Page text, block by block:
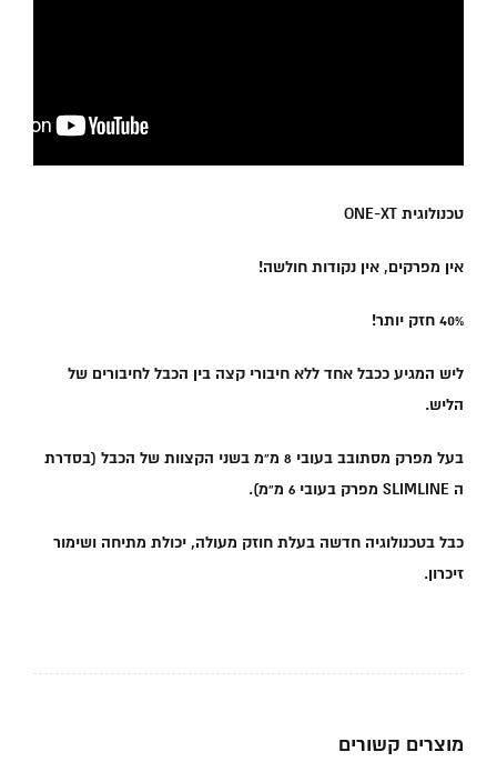
טכנולוגית ONE-XT
אין מפרקים, אין נקודות חולשה!
40% חזק יותר!
ליש המגיע ככבל אחד ללא חיבורי קצה בין הכבל לחיבורים של
הליש.
בעל מפרק מסתובב בעובי 8 מ”מ בשני הקצוות של הכבל (בסדרת
ה SLIMLINE מפרק בעובי 6 מ”מ).
כבל בטכנולוגיה חדשה בעלת חוזק מעולה, יכולת מתיחה ושימור
זיכרון.
מוצרים קשורים